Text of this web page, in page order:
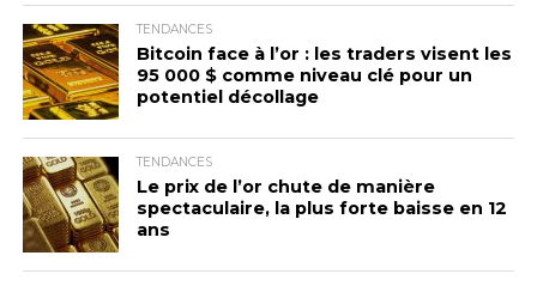
TENDANCES
Bitcoin face à l’or : les traders visent les
95 000 $ comme niveau clé pour un
potentiel décollage
TENDANCES
Le prix de l’or chute de manière
spectaculaire, la plus forte baisse en 12
ans